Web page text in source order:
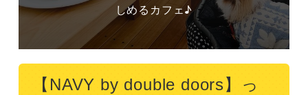
しめるカフェ♪
【NAVY by double doors】っ